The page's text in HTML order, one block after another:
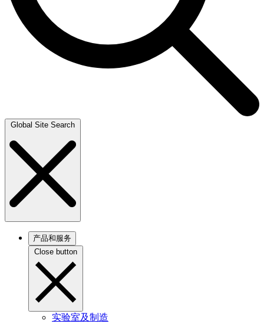
Global Site Search
产品和服务
Close button
实验室及制造